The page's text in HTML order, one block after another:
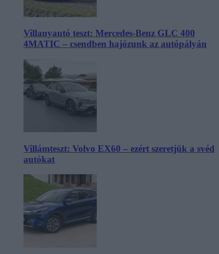
Villanyautó teszt: Mercedes-Benz GLC 400
4MATIC – csendben hajózunk az autópályán
Villámteszt: Volvo EX60 – ezért szeretjük a svéd
autókat